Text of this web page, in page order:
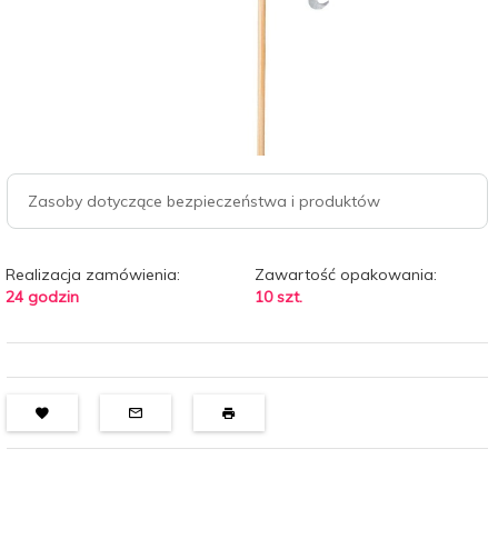
Zasoby dotyczące bezpieczeństwa i produktów
Realizacja zamówienia:
24 godzin
Zawartość opakowania:
10 szt.